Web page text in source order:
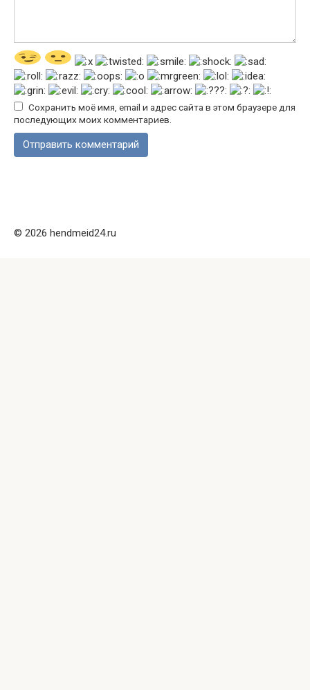
Сохранить моё имя, email и адрес сайта в этом браузере для
последующих моих комментариев.
© 2026 hendmeid24.ru